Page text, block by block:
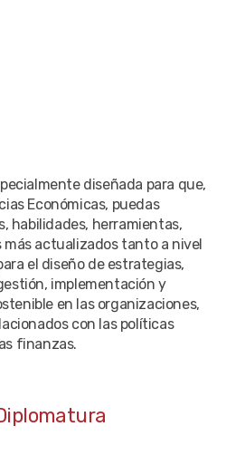
diseñada para que,
Económicas, puedas
habilidades, herramientas,
actualizados tanto a nivel
el diseño de estrategias,
implementación y
en las organizaciones,
con las políticas
finanzas.